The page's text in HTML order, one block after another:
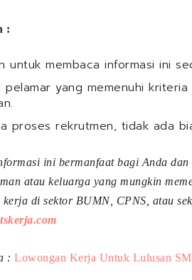
:
untuk membaca informasi ini
pelamar yang memenuhi
proses rekrutmen, tidak ada
ini bermanfaat bagi Anda
atau keluarga yang mungkin
kerja di sektor BUMN, CPNS, atau
: Lowongan Kerja Untuk Lulusan